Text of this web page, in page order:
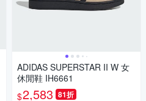
ADIDAS SUPERSTAR II W 女
休閒鞋 IH6661
$2,583 81折